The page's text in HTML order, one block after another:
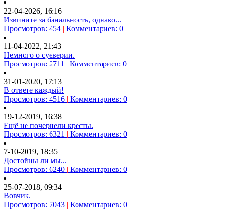
22-04-2026, 16:16
Извините за банальность, однако...
Просмотров: 454 | Комментариев: 0
11-04-2022, 21:43
Немного о суеверии.
Просмотров: 2711 | Комментариев: 0
31-01-2020, 17:13
В ответе каждый!
Просмотров: 4516 | Комментариев: 0
19-12-2019, 16:38
Ещё не почернели кресты.
Просмотров: 6321 | Комментариев: 0
7-10-2019, 18:35
Достойны ли мы...
Просмотров: 6240 | Комментариев: 0
25-07-2018, 09:34
Вовчик.
Просмотров: 7043 | Комментариев: 0